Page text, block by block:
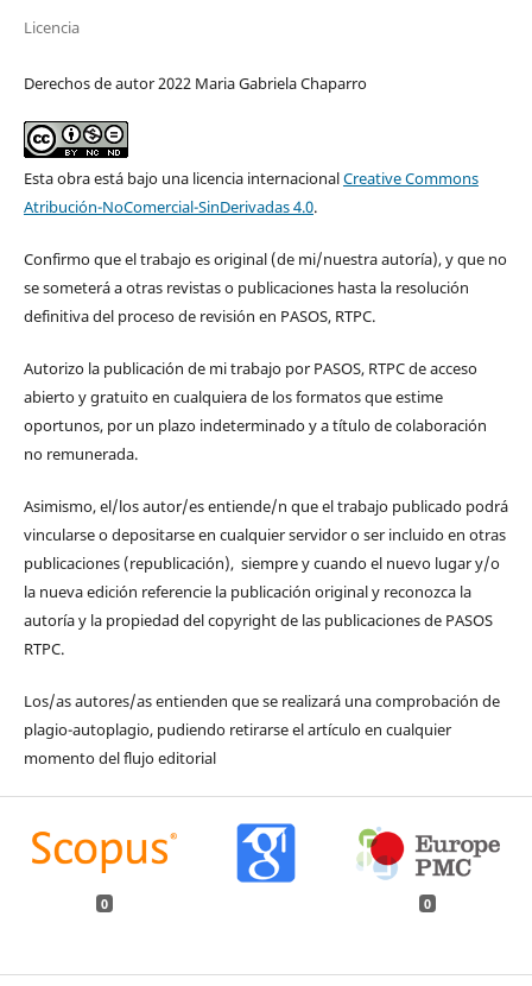
Licencia
Derechos de autor 2022 Maria Gabriela Chaparro
Esta obra está bajo una licencia internacionalCreative Commons
Atribución-NoComercial-SinDerivadas 4.0.
Confirmo que el trabajo es original (de mi/nuestra autoría), y que no
se someterá a otras revistas o publicaciones hasta la resolución
definitiva del proceso de revisión en PASOS, RTPC.
Autorizo la publicación de mi trabajo por PASOS, RTPC de acceso
abierto y gratuito en cualquiera de los formatos que estime
oportunos, por un plazo indeterminado y a título de colaboración
no remunerada.
Asimismo, el/los autor/es entiende/n que el trabajo publicado podrá
vincularse o depositarse en cualquier servidor o ser incluido en otras
publicaciones (republicación), siempre y cuando el nuevo lugar y/o
la nueva edición referencie la publicación original y reconozca la
autoría y la propiedad del copyright de las publicaciones de PASOS
RTPC.
Los/as autores/as entienden que se realizará una comprobación de
plagio-autoplagio, pudiendo retirarse el artículo en cualquier
momento del flujo editorial
0 0